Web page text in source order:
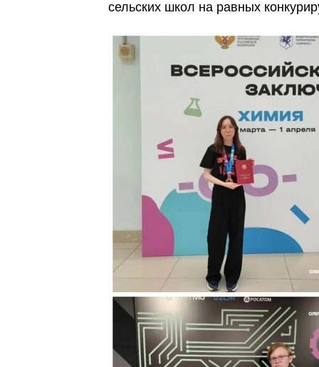
сельских школ на равных